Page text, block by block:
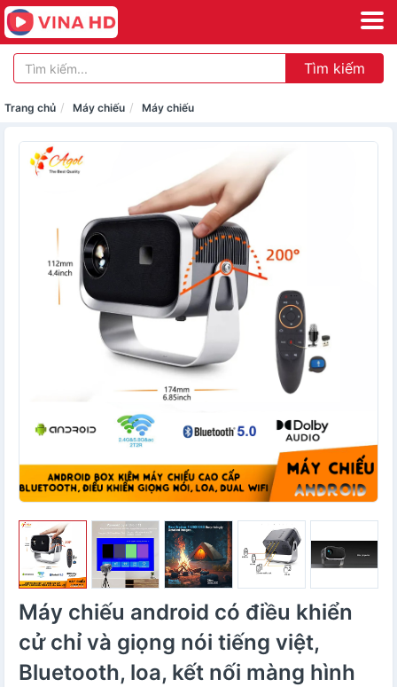
Tìm kiếm
Trang chủ Máy chiếu Máy chiếu
Máy chiếu android có điều khiển
cử chỉ và giọng nói tiếng việt,
Bluetooth, loa, kết nối màng hình